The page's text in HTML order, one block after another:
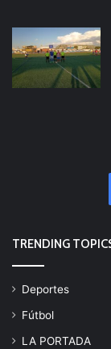
TRENDING
Deportes
Fútbol
LA PORTADA